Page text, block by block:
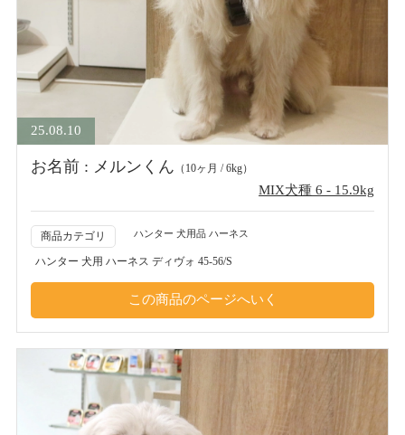
25.08.10
お名前 : メルンくん （10ヶ月 / 6kg）
MIX犬種 6 - 15.9kg
商品カテゴリ ハンター 犬用品 ハーネス
ハンター 犬用 ハーネス ディヴォ 45-56/S